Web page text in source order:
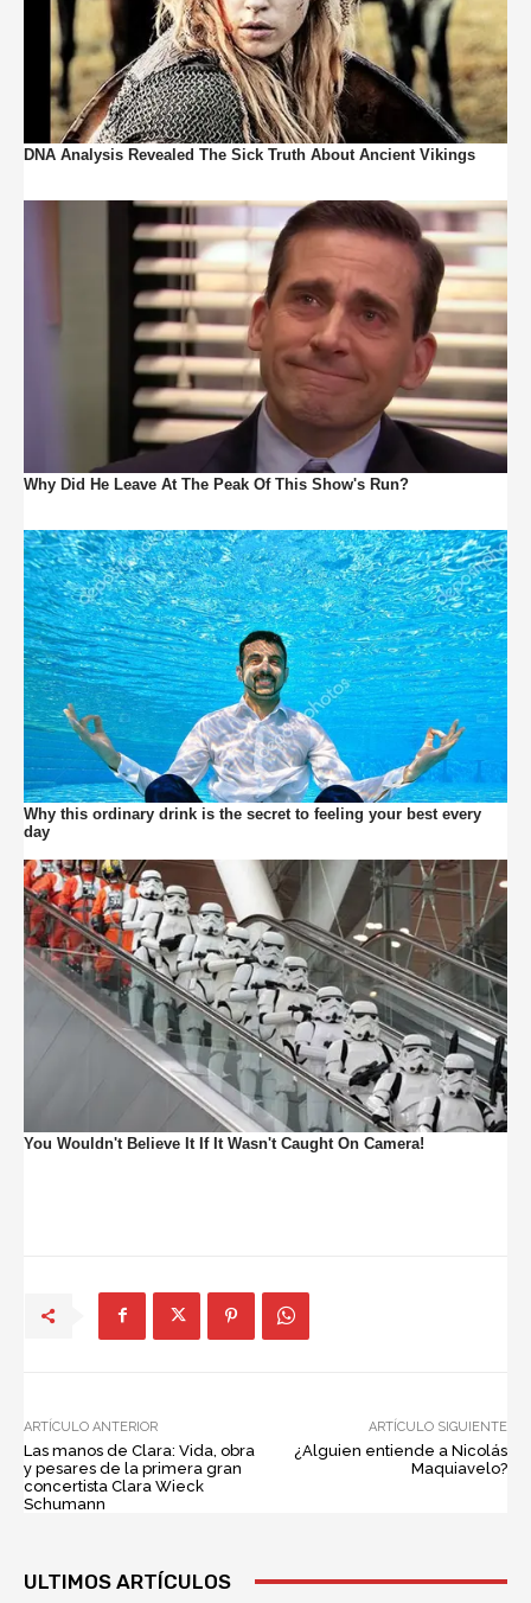
ARTÍCULO ANTERIOR
Las manos de Clara: Vida, obra
y pesares de la primera gran
concertista Clara Wieck
Schumann
ARTÍCULO SIGUIENTE
¿Alguien entiende a Nicolás
Maquiavelo?
ULTIMOS ARTÍCULOS